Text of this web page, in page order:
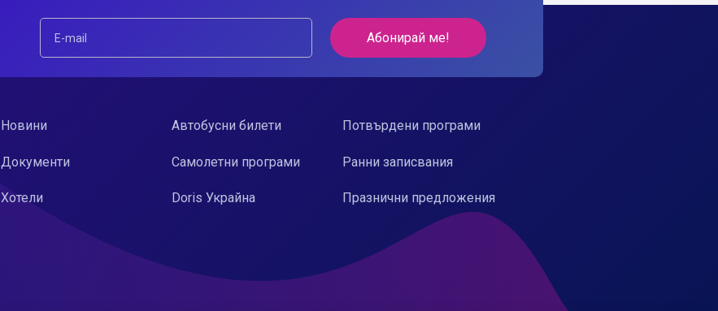
Абонирай ме!
Новини
Документи
Хотели
Автобусни билети
Самолетни програми
Doris Украйна
Потвърдени програми
Ранни записвания
Празнични предложения